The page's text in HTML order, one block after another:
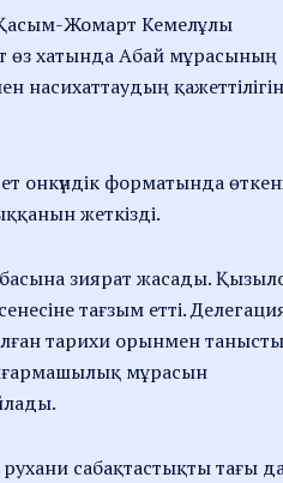
Жомарт Кемелұлы
өз хатында Абай мұрасының
қажеттілігін
онкүндік форматында
жеткізді.
зиярат жасады.
тағзым етті.
тарихи орынмен
мұрасын
сабақтастықты тағы